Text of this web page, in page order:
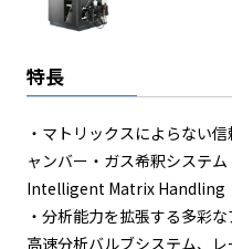
特長
・マトリックスによらない
ャンバー・ガス希釈システ
Intelligent Matrix Handling
・分析能力を拡張する多彩
高速分析バルブシステム、